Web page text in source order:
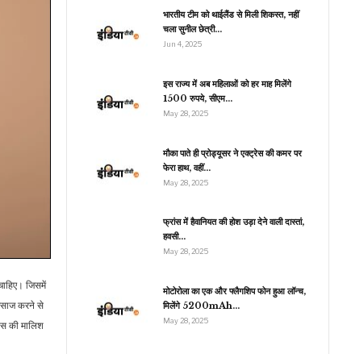
जिसमें
करने से
की मालिश
भारतीय टीम को थाईलैंड से मिली शिकस्त, नहीं
चला सुनील छेत्री…
Jun 4, 2025
इस राज्य में अब महिलाओं को हर माह मिलेंगे
1500 रुपये, सीएम…
May 28, 2025
मौका पाते ही प्रोड्यूसर ने एक्ट्रेस की कमर पर
फेरा हाथ, वहीं…
May 28, 2025
फ्रांस में हैवानियत की होश उड़ा देने वाली दास्तां,
हवसी…
May 28, 2025
मोटोरोला का एक और फ्लैगशिप फोन हुआ लॉन्च,
मिलेंगे 5200mAh…
May 28, 2025
में बत्ती गुल होते ही
ड्रामा,…